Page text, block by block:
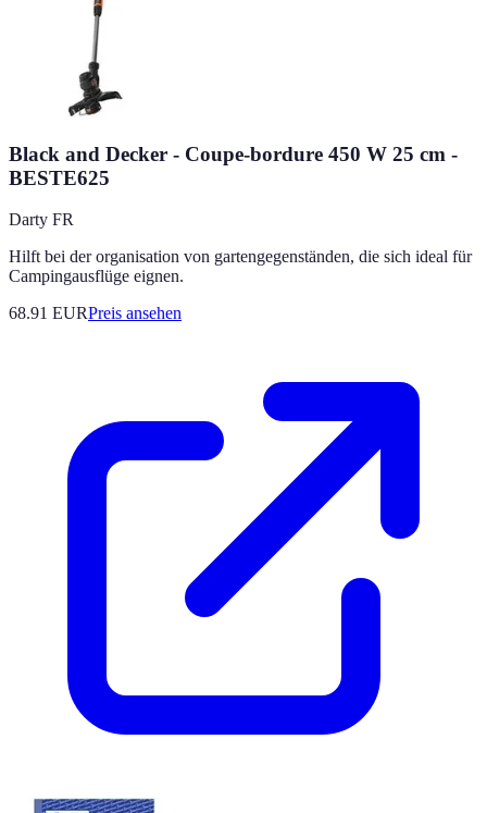
Black and Decker - Coupe-bordure 450 W 25 cm -
BESTE625
Darty FR
Hilft bei der organisation von gartengegenständen, die sich ideal für
Campingausflüge eignen.
68.91 EURPreis ansehen